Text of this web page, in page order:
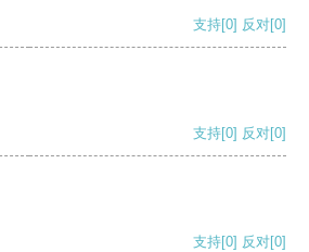
支持[0] 反对[0]
支持[0] 反对[0]
支持[0] 反对[0]